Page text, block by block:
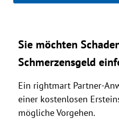
Sie möchten
Schmerzensgeld
Ein rightmart Partner-
einer kostenlosen
mögliche Vorgehen.